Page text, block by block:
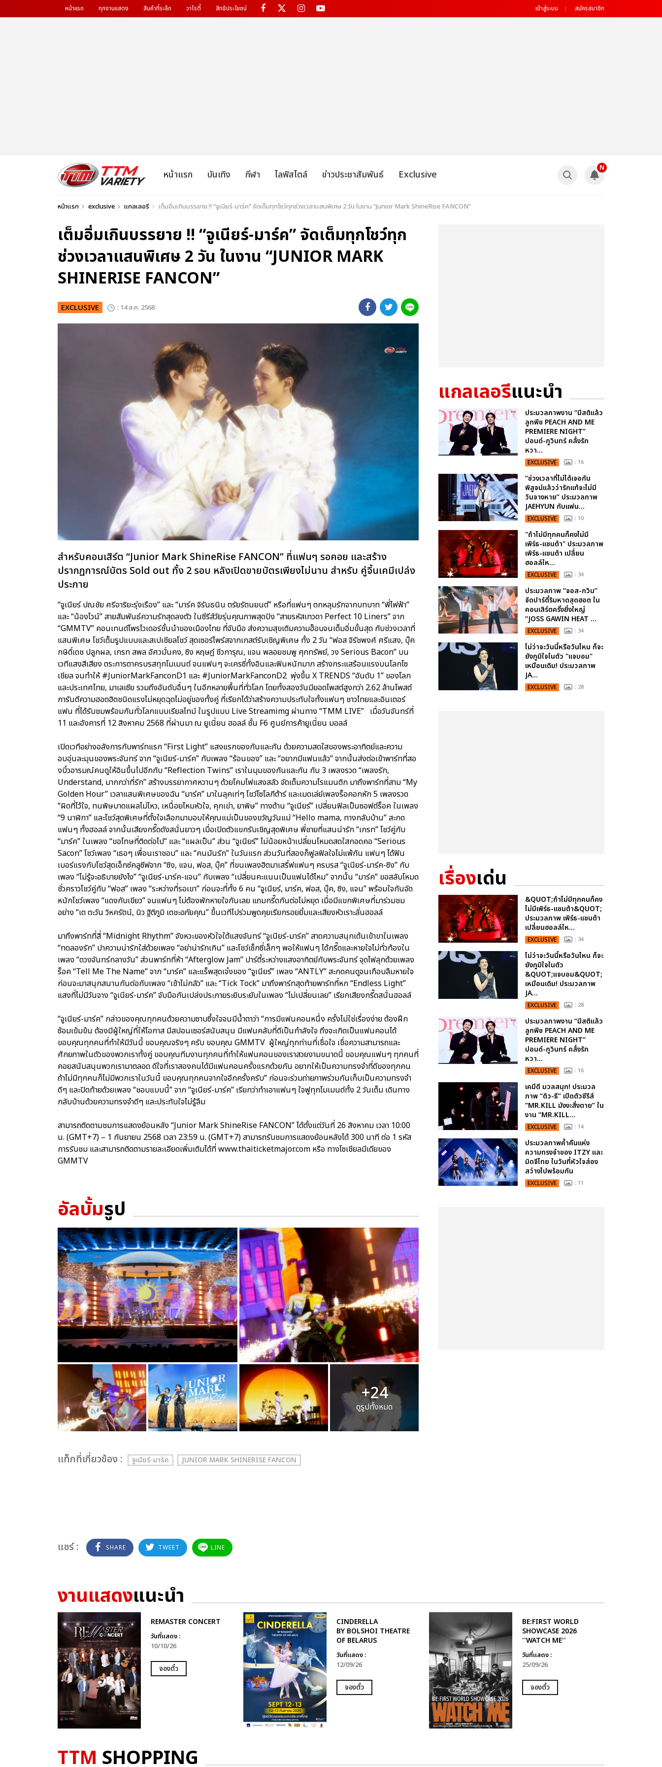
หน้าแรก ทุกงานแสดง สินค้าที่ระลึก วาไรตี้ สิทธิประโยชน์ เข้าสู่ระบบ สมัครสมาชิก
หน้าแรก บันเทิง กีฬา ไลฟ์สไตล์ ข่าวประชาสัมพันธ์ Exclusive
N
หน้าแรก exclusive แกลเลอรี เต็มอิ่มเกินบรรยาย !! “จูเนียร์-มาร์ค” จัดเต็มทุกโชว์ทุกช่วงเวลาแสนพิเศษ 2 วัน ในงาน “Junior Mark ShineRise FANCON”
เต็มอิ่มเกินบรรยาย !! “จูเนียร์-มาร์ค” จัดเต็มทุกโชว์ทุก
ช่วงเวลาแสนพิเศษ 2 วัน ในงาน “JUNIOR MARK
SHINERISE FANCON”
EXCLUSIVE : 14 ส.ค. 2568
สำหรับคอนเสิร์ต “Junior Mark ShineRise FANCON” ที่แฟนๆ รอคอย และสร้าง
ปรากฏการณ์บัตร Sold out ทั้ง 2 รอบ หลังเปิดขายบัตรเพียงไม่นาน สำหรับ คู่จิ้นเคมีเปล่ง
ประกาย
“จูเนียร์ ปณชัย ศรีอาริยะรุ่งเรือง” และ “มาร์ค จิรันธนิน ตรัยรัตนยนต์” หรือที่แฟนๆ ตกหลุมรักจากบทบาท “พี่ไฟฟ้า”
และ “น้องไวน์” สายสัมพันธ์ความรักสุดลงตัว ในซีรีส์วัยรุ่นคุณภาพสุดปัง “สายรหัสเทวดา Perfect 10 Liners” จาก
“GMMTV” คอนเทนต์โพรไวเดอร์ชั้นนำของเมืองไทย ที่จับมือ ส่งความสุขเติมความฮ็อบจนเต็มอิ่มขั้นสุด กับช่วงเวลาที่
แสนพิเศษ โชว์เต็มรูปแบบและสเปเชียลโชว์ สุดเซอร์ไพร์สจากเกสต์รับเชิญพิเศษ ทั้ง 2 วัน “ฟอส จิรัชพงศ์ ศรีแสง, บุ๊ค
กษิดิ์เดช ปลูกผล, เกรท สพล อัศวมั่นคง, ซิง หฤษฎ์ ชีวการุณ, แจน พลอยชมพู ศุภทรัพย์, วง Serious Bacon” บน
เวทีแสงสีเสียง ตระการตาครบรสทุกโมเมนต์ จนแฟนๆ จะเครซี่ทั้งอินและฟินหนักมาก สร้างกระแสร้อนแรงบนโลกโซ
เชียล จนทำให้ #JuniorMarkFanconD1 และ #JuniorMarkFanconD2 พุ่งขึ้น X TRENDS “อันดับ 1” ของโลก
และประเทศไทย, มาเลเซีย รวมถึงอันดับอื่นๆ ในอีกหลายพื้นที่ทั่วโลก โดยทั้งสองวันมียอดโพสต์สูงกว่า 2.62 ล้านโพสต์
การันตีความฮอตฮิตชนิดแรงไม่หยุดฉุดไม่อยู่ของทั้งคู่ ที่เรียกได้ว่าสร้างความประทับใจทั้งแฟนๆ ชาวไทยและอินเตอร์
แฟน ที่ได้รับชมพร้อมกันทั่วโลกแบบเรียลไทม์ ในรูปแบบ Live Streamimg ผ่านทาง “TMM LIVE” เมื่อวันจันทร์ที่
11 และอังคารที่ 12 สิงหาคม 2568 ที่ผ่านมา ณ ยูเนี่ยน ฮอลล์ ชั้น F6 ศูนย์การค้ายูเนี่ยน มอลล์
เปิดเวทีอย่างอลังการกับพาร์ทแรก “First Light” แสงแรกของกันและกัน ด้วยความสดใสของพระอาทิตย์และความ
อบอุ่นละมุนของพระจันทร์ จาก “จูเนียร์-มาร์ค” กับเพลง “ร้อนของ” และ “อยากมีแฟนแล้ว” จากนั้นส่งต่อเข้าพาร์ทที่สอ
งบิ้วอารมณ์คนดูให้อินขึ้นไปอีกกับ “Reflection Twins” เราในมุมของกันและกัน กับ 3 เพลงรวด “เพลงรัก,
Understand, มากกว่าที่รัก” สร้างบรรยากาศหวานๆ ด้วยโคมไฟแสงสลัว จัดเต็มความโรแมนติก มาถึงพาร์ทที่สาม “My
Golden Hour” เวลาแสนพิเศษของฉัน “มาร์ค” มาในลุคเท่ๆ โชว์โซโลกีต้าร์ และเมดเล่ย์เพลงร็อคอกหัก 5 เพลงรวด
“ผิดที่ไว้ใจ, ทนพิษบาดแผลไม่ไหว, เหนื่อยไหมหัวใจ, คุกเข่า, ยาพิษ” ทางด้าน “จูเนียร์” เปลี่ยนฟิลเป็นซอฟต์ร็อค ในเพลง
“9 นาฬิกา” และโชว์สุดพิเศษที่ตั้งใจเลือกมามอบให้คุณแม่เป็นของขวัญวันแม่ “Hello mama, ทางกลับบ้าน” สะกด
แฟนๆ ทั้งฮอลล์ จากนั้นเสียงกรี๊ดดังสนั่นยาวๆ เมื่อเปิดตัวแขกรับเชิญสุดพิเศษ พี่ชายที่แสนน่ารัก “เกรท” โชว์คู่กับ
“มาร์ค” ในเพลง “ขอโทษที่ติดต่อไป” และ “แผลเป็น” ส่วน “จูเนียร์” ไม่น้อยหน้าเปลี่ยนโหมดสดใสกอดคอ “Serious
Sacon” โชว์เพลง “เธอๆ เพื่อนเราชอบ” และ “คนมันรัก” ในวันแรก ส่วนวันที่สองก็ฟูลฟิลใจไม่แพ้กัน แฟนๆ ได้ฟิน
เบอร์แรงกับโชว์สุดเอ็กซ์คลูซีฟจาก “ซิง, แจน, ฟอส, บุ๊ค” ที่ขนเพลงฮิตมาเสริ์ฟแฟนๆ ครบรส “จูเนียร์-มาร์ค-ซิง” กับ
เพลง “ไม่รู้จะอธิบายยังไง” “จูเนียร์-มาร์ค-แจน” กับเพลง “เปลี่ยนคะแนนเป็นแฟนได้ไหม” จากนั้น “มาร์ค” ขอสลับโหมด
ชั่วคราวโชว์คู่กับ “ฟอส” เพลง “ระหว่างที่รอเขา” ก่อนจะที่ทั้ง 6 คน “จูเนียร์, มาร์ค, ฟอส, บุ๊ค, ซิง, แจน” พร้อมใจกันจัด
หนักโชว์เพลง “แดงกับเขียว” จนแฟนๆ ไม่ต้องพักหายใจกันเลย แถมกรี๊ดกันต่อไม่หยุด เมื่อมีแขกพิเศษที่มาร่วมชม
อย่าง “เต ตะวัน วิหครัตน์, นิว ฐิติภูมิ เตชะอภัยคุณ” ขึ้นเวทีไปร่วมพูดคุยเรียกรอยยิ้มและเสียงหัวเราะลั่นฮอลล์
มาถึงพาร์ทที่สี่ “Midnight Rhythm” จังหวะของหัวใจใต้แสงจันทร์ “จูเนียร์-มาร์ค” สาดความสนุกเต้นเข้าขาในเพลง
“ทดลองรัก” ปาความน่ารักใส่ด้วยเพลง “อย่าน่ารักเกิน” และโชว์เซ็กซี่เล็กๆ พอให้แฟนๆ ได้กรี๊ดและหายใจไม่ทั่วท้องใน
เพลง “ดวงจันทร์กลางวัน” ส่วนพาร์ทที่ห้า “Afterglow Jam” ปาร์ตี้ระหว่างแสงอาทิตย์กับพระจันทร์ จุดไฟลุกด้วยเพลง
ร็อค “Tell Me The Name” จาก “มาร์ค” และแร็พสุดเจ๋งของ “จูเนียร์” เพลง “ANTLY” สะกดคนดูจนเกือบลืมหายใจ
ก่อนจะมาสนุกสนานกันต่อกับเพลง “เช้าไม่กลัว” และ “Tick Tock” มาถึงพาร์ทสุดท้ายพาร์ทที่หก “Endless Light”
แสงที่ไม่มีวันจาง “จูเนียร์-มาร์ค” จับมือกันเปล่งประกายระยิบระยับในเพลง “ไม่เปลี่ยนเลย” เรียกเสียงกรี๊ดสนั่นฮอลล์
“จูเนียร์-มาร์ค” กล่าวของคุณทุกคนด้วยความซาบซึ้งใจจนมีน้ำตาว่า “การมีแฟนคอนหนึ่ง ครั้งไม่ใช่เรื่องง่าย ต้องฝึก
ซ้อมเข้มข้น ต้องมีผู้ใหญ่ที่ให้โอกาส มีสปอนเซอร์สนับสนุน มีแฟนคลับที่ดีเป็นกำลังใจ ถึงจะเกิดเป็นแฟนคอนได้
ขอบคุณทุกคนที่ทำให้มีวันนี้ ขอบคุณจริงๆ ครับ ขอบคุณ GMMTV ผู้ใหญ่ทุกท่านที่เชื่อใจ เชื่อความสามารถและ
ศักยภาพในตัวของพวกเราทั้งคู่ ขอบคุณทีมงานทุกคนที่ทำให้แฟนคอนของเราสวยงามขนาดนี้ ขอบคุณแฟนๆ ทุกคนที่
คอยสนับสนุนพวกเรามาตลอด ดีใจที่เราสองคนได้มีแฟนคอนครั้งแรกด้วยกัน อยากให้เป็นความทรงจำที่ดีของทุกคน
ถ้าไม่มีทุกคนก็ไม่มีพวกเราในวันนี้ ขอบคุณทุกคนจากใจอีกครั้งครับ” ก่อนจะร่วมถ่ายภาพร่วมกันเก็บเป็นความทรงจำ
ดีๆ และปิดท้ายด้วยเพลง “ชอบแบบนี้” จาก “จูเนียร์-มาร์ค” เรียกว่าทำเอาแฟนๆ ใจฟูทุกโมเมนต์ทั้ง 2 วันเต็ม เดินทาง
กลับบ้านด้วยความทรงจำดีๆ และประทับใจไม่รู้ลืม
สามารถติดตามชมการแสดงย้อนหลัง “Junior Mark ShineRise FANCON” ได้ตั้งแต่วันที่ 26 สิงหาคม เวลา 10:00
น. (GMT+7) – 1 กันยายน 2568 เวลา 23:59 น. (GMT+7) สามารถรับชมการแสดงย้อนหลังได้ 300 นาที ต่อ 1 รหัส
การรับชม และสามารถติดตามรายละเอียดเพิ่มเติมได้ที่ www.thaiticketmajor.com หรือ ทางโซเชียลมีเดียของ
GMMTV
อัลบั้มรูป
+24
ดูรูปทั้งหมด
เเท็กที่เกี่ยวข้อง : จูเนียร์-มาร์ค JUNIOR MARK SHINERISE FANCON
แชร์ : SHARE TWEET LINE
แกลเลอรีแนะนำ
ประมวลภาพงาน “มีสติแล้ว
ลูกพีช PEACH AND ME
PREMIERE NIGHT”
ปอนด์-ภูวินทร์ คลั่งรัก
หวา...
EXCLUSIVE : 16
“ช่วงเวลาที่ไม่ได้เจอกัน
พิสูจน์แล้วว่ารักแท้จะไม่มี
วันจางหาย” ประมวลภาพ
JAEHYUN กับแฟน...
EXCLUSIVE : 10
"ถ้าไม่มีทุกคนก็คงไม่มี
เพิร์ธ-แซนต้า" ประมวลภาพ
เพิร์ธ-แซนต้า เปลี่ยน
ฮอลล์ให...
EXCLUSIVE : 34
ประมวลภาพ “จอส-กวิน”
จัดปาร์ตี้ริมหาดสุดฮอต ใน
คอนเสิร์ตครั้งยิ่งใหญ่
“JOSS GAWIN HEAT ...
EXCLUSIVE : 34
ไม่ว่าจะวันนี้หรือวันไหน ก็จะ
ยังภูมิใจในตัว "แจบอม"
เหมือนเดิม! ประมวลภาพ
JA...
EXCLUSIVE : 28
เรื่องเด่น
&QUOT;ถ้าไม่มีทุกคนก็คง
ไม่มีเพิร์ธ-แซนต้า&QUOT;
ประมวลภาพ เพิร์ธ-แซนต้า
เปลี่ยนฮอลล์ให...
EXCLUSIVE : 34
ไม่ว่าจะวันนี้หรือวันไหน ก็จะ
ยังภูมิใจในตัว
&QUOT;แจบอม&QUOT;
เหมือนเดิม! ประมวลภาพ
JA...
EXCLUSIVE : 28
ประมวลภาพงาน “มีสติแล้ว
ลูกพีช PEACH AND ME
PREMIERE NIGHT”
ปอนด์-ภูวินทร์ คลั่งรัก
หวา...
EXCLUSIVE : 16
เคมีดี มวลสนุก! ประมวล
ภาพ “ดิว-ธี” เปิดตัวซีรีส์
“MR.KILL มังงะสั่งตาย” ใน
งาน “MR.KILL...
EXCLUSIVE : 14
ประมวลภาพค่ำคืนแห่ง
ความทรงจำของ ITZY และ
มิดจีไทย ในวันที่หัวใจส่อง
สว่างไปพร้อมกัน
EXCLUSIVE : 11
งานแสดงแนะนำ
REMASTER CONCERT
วันที่แสดง :
10/10/26
จองตั๋ว
CINDERELLA
BY BOLSHOI THEATRE
OF BELARUS
วันที่แสดง :
12/09/26
จองตั๋ว
BE:FIRST WORLD
SHOWCASE 2026
''WATCH ME''
วันที่แสดง :
25/09/26
จองตั๋ว
TTM SHOPPING